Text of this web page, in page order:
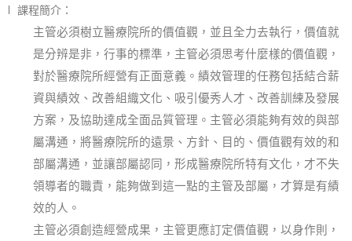
l 課程簡介：
主管必須樹立醫療院所的價值觀，並且全力去執行，價值就
是分辨是非，行事的標準，主管必須思考什麼樣的價值觀，
對於醫療院所經營有正面意義。績效管理的任務包括結合薪
資與績效、改善組織文化、吸引優秀人才、改善訓練及發展
方案，及協助達成全面品質管理。主管必須能夠有效的與部
屬溝通，將醫療院所的遠景、方針、目的、價值觀有效的和
部屬溝通，並讓部屬認同，形成醫療院所特有文化，才不失
領導者的職責，能夠做到這一點的主管及部屬，才算是有績
效的人。
主管必須創造經營成果，主管更應訂定價值觀，以身作則，